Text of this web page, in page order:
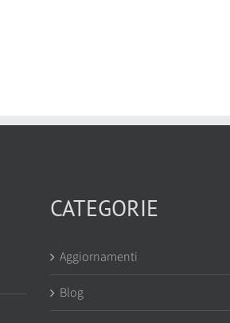
CATEGORIE
Aggiornamenti
Blog